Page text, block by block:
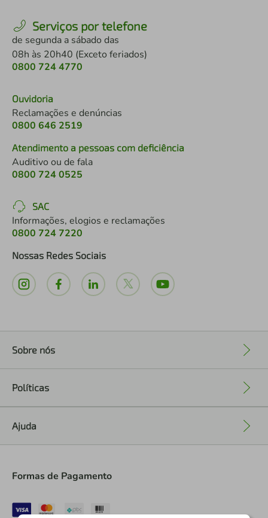
Serviços por telefone
de segunda a sábado das
08h às 20h40 (Exceto feriados)
0800 724 4770
Ouvidoria
Reclamações e denúncias
0800 646 2519
Atendimento a pessoas com deficiência
Auditivo ou de fala
0800 724 0525
SAC
Informações, elogios e reclamações
0800 724 7220
Nossas Redes Sociais
Sobre nós
Políticas
Ajuda
Formas de Pagamento